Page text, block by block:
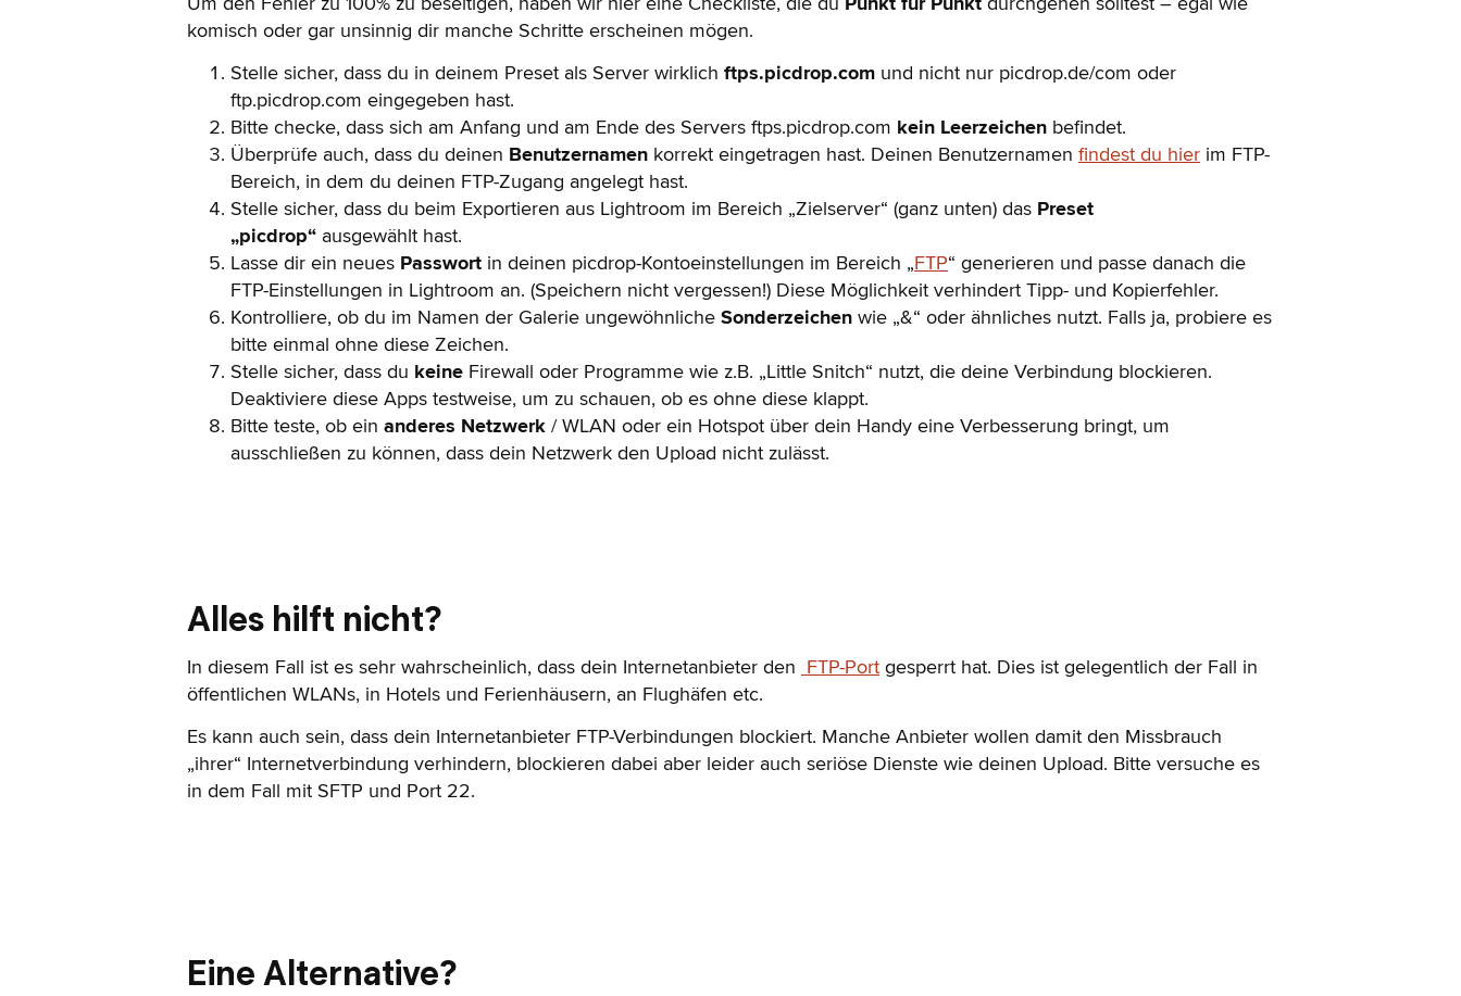
komisch oder gar unsinnig dir manche Schritte erscheinen mögen.
Stelle sicher, dass du in deinem Preset als Server wirklich ftps.picdrop.com und nicht nur picdrop.de/com oder
ftp.picdrop.com eingegeben hast.
Bitte checke, dass sich am Anfang und am Ende des Servers ftps.picdrop.com kein Leerzeichen befindet.
Überprüfe auch, dass du deinen Benutzernamen korrekt eingetragen hast. Deinen Benutzernamen findest du hier im FTP-
Bereich, in dem du deinen FTP-Zugang angelegt hast.
Stelle sicher, dass du beim Exportieren aus Lightroom im Bereich „Zielserver“ (ganz unten) das Preset
„picdrop“ ausgewählt hast.
Lasse dir ein neues Passwort in deinen picdrop-Kontoeinstellungen im Bereich „FTP“ generieren und passe danach die
FTP-Einstellungen in Lightroom an. (Speichern nicht vergessen!) Diese Möglichkeit verhindert Tipp- und Kopierfehler.
Kontrolliere, ob du im Namen der Galerie ungewöhnliche Sonderzeichen wie „&“ oder ähnliches nutzt. Falls ja, probiere es
bitte einmal ohne diese Zeichen.
Stelle sicher, dass du keine Firewall oder Programme wie z.B. „Little Snitch“ nutzt, die deine Verbindung blockieren.
Deaktiviere diese Apps testweise, um zu schauen, ob es ohne diese klappt.
Bitte teste, ob ein anderes Netzwerk / WLAN oder ein Hotspot über dein Handy eine Verbesserung bringt, um
ausschließen zu können, dass dein Netzwerk den Upload nicht zulässt.
Alles hilft nicht?
In diesem Fall ist es sehr wahrscheinlich, dass dein Internetanbieter den FTP-Port gesperrt hat. Dies ist gelegentlich der Fall in
öffentlichen WLANs, in Hotels und Ferienhäusern, an Flughäfen etc.
Es kann auch sein, dass dein Internetanbieter FTP-Verbindungen blockiert. Manche Anbieter wollen damit den Missbrauch
„ihrer“ Internetverbindung verhindern, blockieren dabei aber leider auch seriöse Dienste wie deinen Upload. Bitte versuche es
in dem Fall mit SFTP und Port 22.
Eine Alternative?